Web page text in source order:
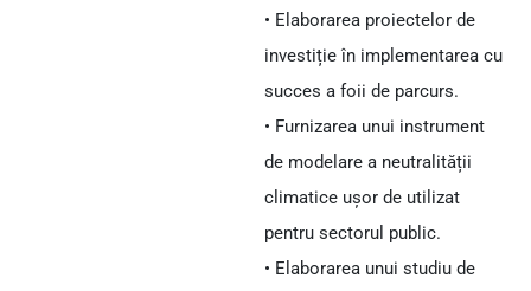
• Elaborarea proiectelor de
investiție în implementarea cu
succes a foii de parcurs.
• Furnizarea unui instrument
de modelare a neutralității
climatice ușor de utilizat
pentru sectorul public.
• Elaborarea unui studiu de